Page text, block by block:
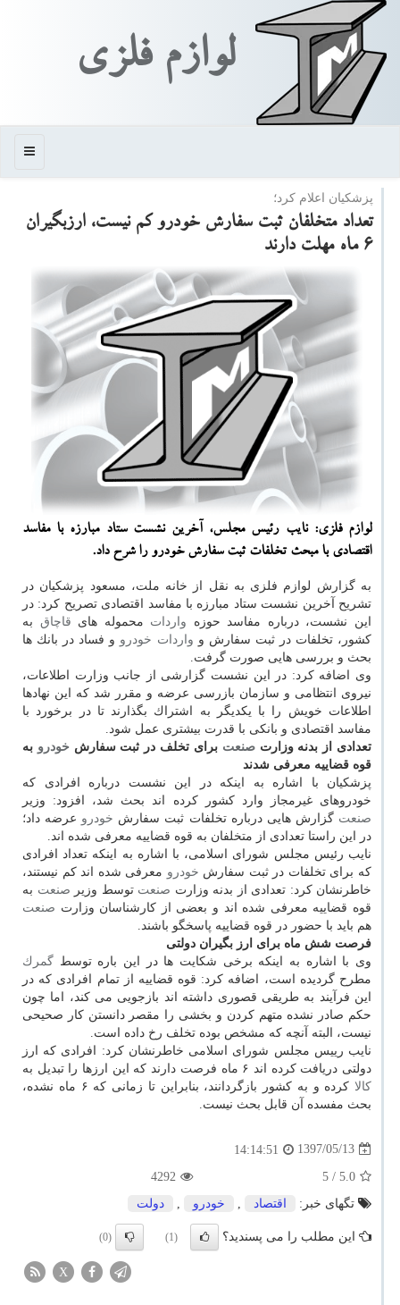
لوازم فلزی
منو
پزشكیان اعلام كرد؛
تعداد متخلفان ثبت سفارش خودرو كم نیست، ارزبگیران
۶ ماه مهلت دارند
لوازم فلزی: نایب رئیس مجلس، آخرین نشست ستاد مبارزه با مفاسد
اقتصادی با مبحث تخلفات ثبت سفارش خودرو را شرح داد.
به گزارش لوازم فلزی به نقل از خانه ملت، مسعود پزشكیان در
تشریح آخرین نشست ستاد مبارزه با مفاسد اقتصادی تصریح كرد: در
این نشست، درباره مفاسد حوزه واردات محموله های قاچاق به
كشور، تخلفات در ثبت سفارش و واردات خودرو و فساد در بانك ها
بحث و بررسی هایی صورت گرفت.
وی اضافه كرد: در این نشست گزارشی از جانب وزارت اطلاعات،
نیروی انتظامی و سازمان بازرسی عرضه و مقرر شد كه این نهادها
اطلاعات خویش را با یكدیگر به اشتراك بگذارند تا در برخورد با
مفاسد اقتصادی و بانكی با قدرت بیشتری عمل شود.
تعدادی از بدنه وزارتصنعت برای تخلف در ثبت سفارشخودرو به
قوه قضاییه معرفی شدند
پزشكیان با اشاره به اینكه در این نشست درباره افرادی كه
خودروهای غیرمجاز وارد كشور كرده اند بحث شد، افزود: وزیر
صنعت گزارش هایی درباره تخلفات ثبت سفارش خودرو عرضه داد؛
در این راستا تعدادی از متخلفان به قوه قضاییه معرفی شده اند.
نایب رئیس مجلس شورای اسلامی، با اشاره به اینكه تعداد افرادی
كه برای تخلفات در ثبت سفارش خودرو معرفی شده اند كم نیستند،
خاطرنشان كرد: تعدادی از بدنه وزارت صنعت توسط وزیر صنعت به
قوه قضاییه معرفی شده اند و بعضی از كارشناسان وزارت صنعت
هم باید با حضور در قوه قضاییه پاسخگو باشند.
فرصت شش ماه برای ارز بگیران دولتی
وی با اشاره به اینكه برخی شكایت ها در این باره توسط گمرك
مطرح گردیده است، اضافه كرد: قوه قضاییه از تمام افرادی كه در
این فرآیند به طریقی قصوری داشته اند بازجویی می كند، اما چون
حكم صادر نشده متهم كردن و بخشی را مقصر دانستن كار صحیحی
نیست، البته آنچه كه مشخص بوده تخلف رخ داده است.
نایب رییس مجلس شورای اسلامی خاطرنشان كرد: افرادی كه ارز
دولتی دریافت كرده اند ۶ ماه فرصت دارند كه این ارزها را تبدیل به
كالا
كرده و به كشور بازگردانند، بنابراین تا زمانی كه ۶ ماه نشده،
بحث مفسده آن قابل بحث نیست.
1397/05/13
14:14:51
5.0
/ 5
4292
تگهای خبر:
اقتصاد , خودرو , دولت
این مطلب را می پسندید؟ (1)
(0)
X